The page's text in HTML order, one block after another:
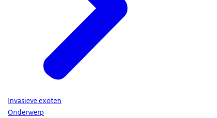
Invasieve exoten
Onderwerp